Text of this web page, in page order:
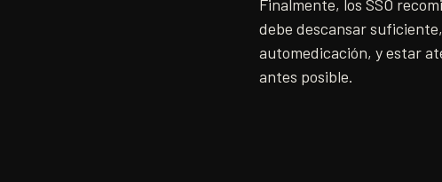
Finalmente, los SSO
debe descansar
automedicación, y estar
antes posible.